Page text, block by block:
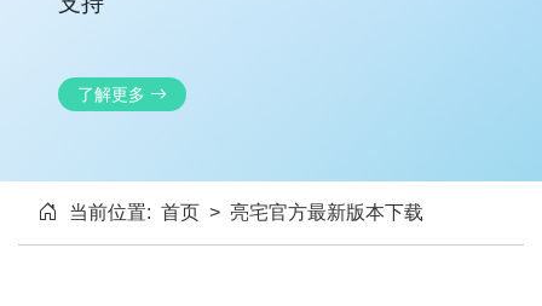
了解更多
当前位置: 首页 > 亮宅官方最新版本下载